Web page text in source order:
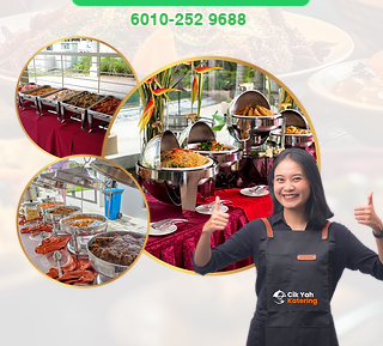
6010-252 9688